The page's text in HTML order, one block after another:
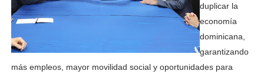
duplicar la
economía
dominicana,
garantizando
más empleos, mayor movilidad social y oportunidades para